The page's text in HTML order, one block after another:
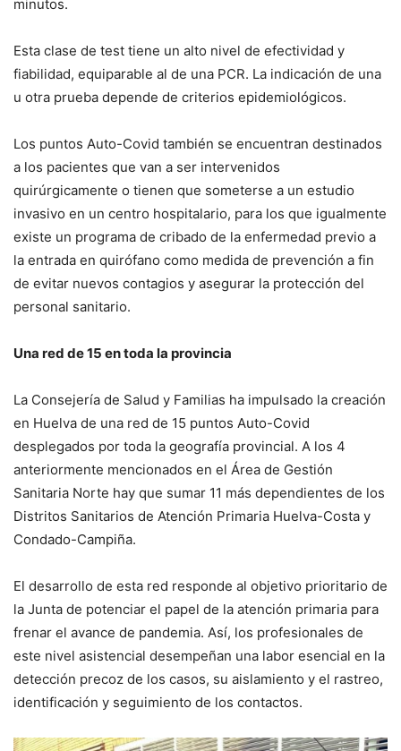
minutos.
Esta clase de test tiene un alto nivel de efectividad y
fiabilidad, equiparable al de una PCR. La indicación de una
u otra prueba depende de criterios epidemiológicos.
Los puntos Auto-Covid también se encuentran destinados
a los pacientes que van a ser intervenidos
quirúrgicamente o tienen que someterse a un estudio
invasivo en un centro hospitalario, para los que igualmente
existe un programa de cribado de la enfermedad previo a
la entrada en quirófano como medida de prevención a fin
de evitar nuevos contagios y asegurar la protección del
personal sanitario.
Una red de 15 en toda la provincia
La Consejería de Salud y Familias ha impulsado la creación
en Huelva de una red de 15 puntos Auto-Covid
desplegados por toda la geografía provincial. A los 4
anteriormente mencionados en el Área de Gestión
Sanitaria Norte hay que sumar 11 más dependientes de los
Distritos Sanitarios de Atención Primaria Huelva-Costa y
Condado-Campiña.
El desarrollo de esta red responde al objetivo prioritario de
la Junta de potenciar el papel de la atención primaria para
frenar el avance de pandemia. Así, los profesionales de
este nivel asistencial desempeñan una labor esencial en la
detección precoz de los casos, su aislamiento y el rastreo,
identificación y seguimiento de los contactos.